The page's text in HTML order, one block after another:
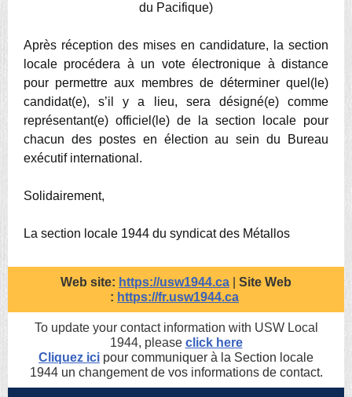
du Pacifique)
Après réception des mises en candidature, la section
locale procédera à un vote électronique à distance
pour permettre aux membres de déterminer quel(le)
candidat(e), s’il y a lieu, sera désigné(e) comme
représentant(e) officiel(le) de la section locale pour
chacun des postes en élection au sein du Bureau
exécutif international.
Solidairement,
La section locale 1944 du syndicat des Métallos
Web site: https://usw1944.ca
Site Web
: https://fr.usw1944.ca
To update your contact information with USW Local
1944, please click here
Cliquez ici pour communiquer à la Section locale
1944 un changement de vos informations de contact.